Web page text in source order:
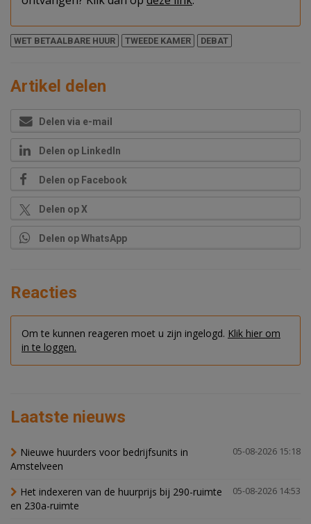
WET BETAALBARE HUUR TWEEDE KAMER DEBAT
Artikel delen
Delen via e-mail
Delen op LinkedIn
Delen op Facebook
Delen op X
Delen op WhatsApp
Reacties
Om te kunnen reageren moet u zijn ingelogd. Klik hier om
in te loggen.
Laatste nieuws
05-08-2026 15:18
Nieuwe huurders voor bedrijfsunits in
Amstelveen
05-08-2026 14:53
Het indexeren van de huurprijs bij 290-ruimte
en 230a-ruimte